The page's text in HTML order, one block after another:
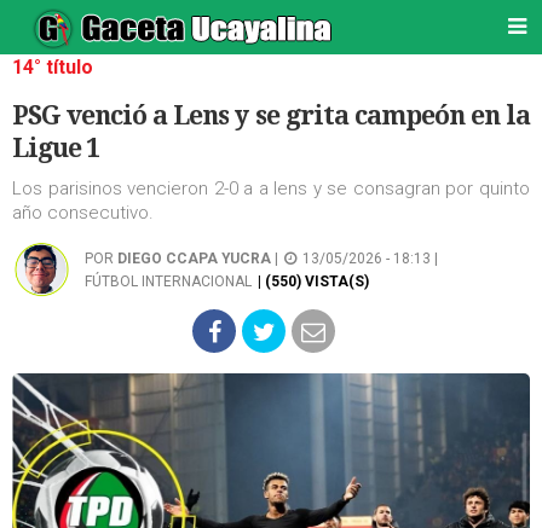
14° título
PSG venció a Lens y se grita campeón en la
Ligue 1
Los parisinos vencieron 2-0 a a lens y se consagran por quinto
año consecutivo.
POR DIEGO CCAPA YUCRA
13/05/2026 - 18:13 |
FÚTBOL INTERNACIONAL
| (550) VISTA(S)